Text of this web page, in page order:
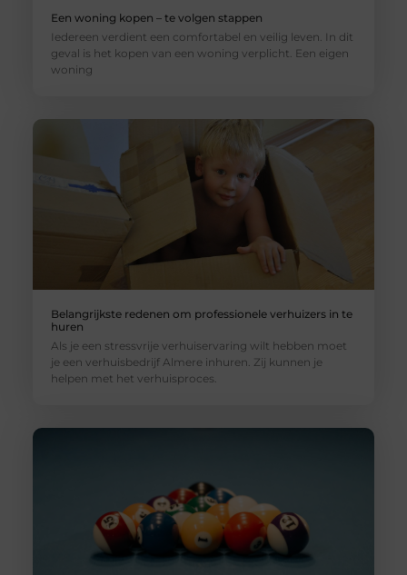
Een woning kopen – te volgen stappen
Iedereen verdient een comfortabel en veilig leven. In dit
geval is het kopen van een woning verplicht. Een eigen
woning
Belangrijkste redenen om professionele verhuizers in te
huren
Als je een stressvrije verhuiservaring wilt hebben moet
je een verhuisbedrijf Almere inhuren. Zij kunnen je
helpen met het verhuisproces.